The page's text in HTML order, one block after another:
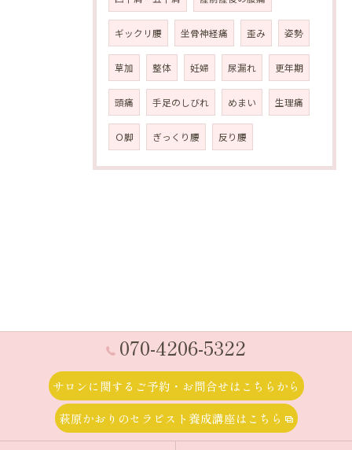
ギックリ腰 坐骨神経痛 歪み 姿勢
草加 整体 妊婦 尿漏れ 更年期
頭痛 手足のしびれ めまい 生理痛
Ｏ脚 ぎっくり腰 反り腰
070-4206-5322
サロンに関するご予約・お問合せはこちらから
萩原かおりのセラピスト養成講座はこちら